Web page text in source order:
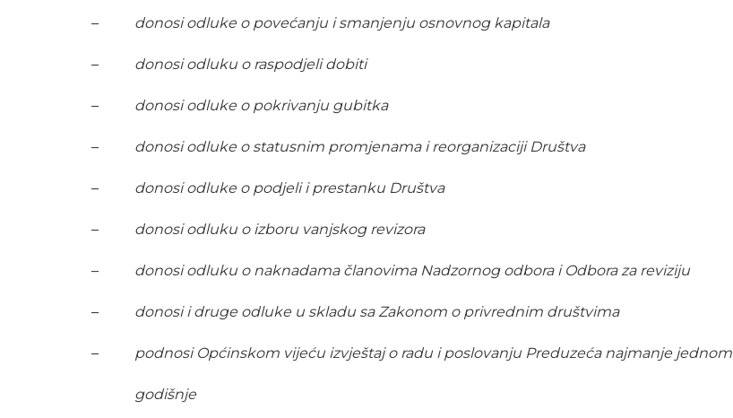
– donosi odluke o povećanju i smanjenju osnovnog kapitala
– donosi odluku o raspodjeli dobiti
– donosi odluke o pokrivanju gubitka
– donosi odluke o statusnim promjenama i reorganizaciji Društva
– donosi odluke o podjeli i prestanku Društva
– donosi odluku o izboru vanjskog revizora
– donosi odluku o naknadama članovima Nadzornog odbora i Odbora za reviziju
– donosi i druge odluke u skladu sa Zakonom o privrednim društvima
– podnosi Općinskom vijeću izvještaj o radu i poslovanju Preduzeća najmanje jednom
godišnje